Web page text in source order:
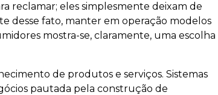
reclamar; eles simplesmente deixam de
desse fato, manter em operação modelos
mostra-se, claramente, uma escolha
de produtos e serviços. Sistemas
pautada pela construção de